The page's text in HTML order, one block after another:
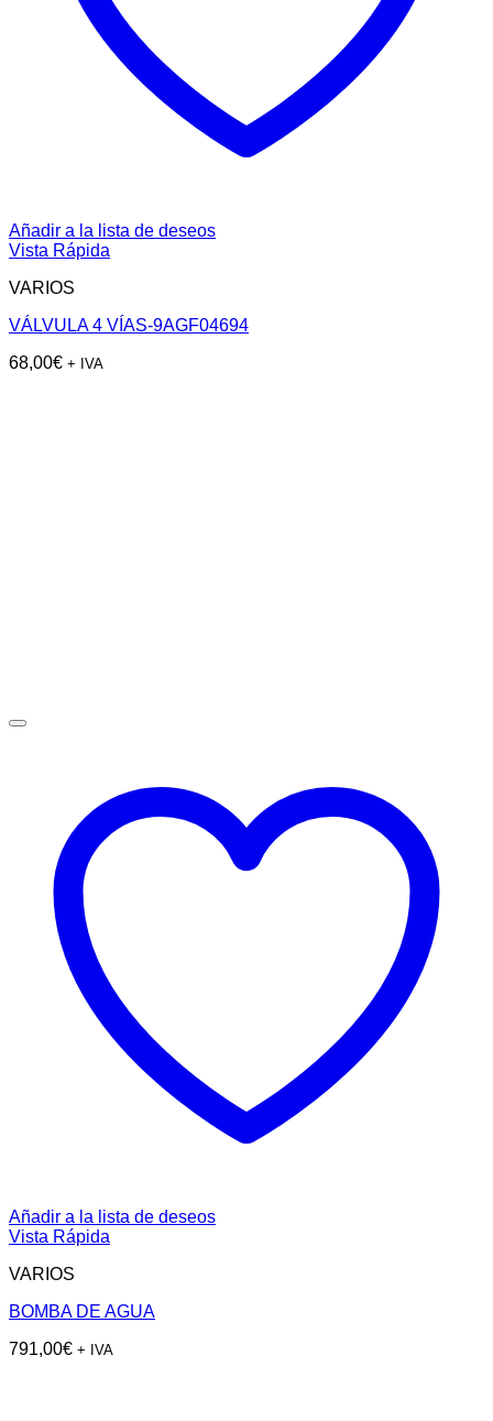
Añadir a la lista de deseos
Vista Rápida
VARIOS
VÁLVULA 4 VÍAS-9AGF04694
68,00€ + IVA
Añadir a la lista de deseos
Vista Rápida
VARIOS
BOMBA DE AGUA
791,00€ + IVA